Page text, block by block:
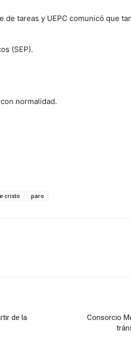
de tareas y UEPC comunicó que
(SEP).
normalidad.
cristo paro
de la
Consorcio